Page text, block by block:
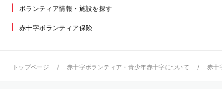
ボランティア情報・施設を探す
赤十字ボランティア保険
トップページ 赤十字ボランティア・青少年赤十字について 赤十